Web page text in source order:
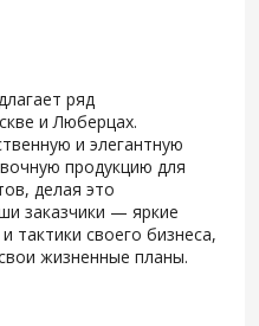
ряд
и Люберцах.
и элегантную
продукцию для
делая это
заказчики — яркие
тактики своего бизнеса,
жизненные планы.